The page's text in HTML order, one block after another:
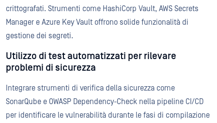
crittografati. Strumenti come HashiCorp Vault, AWS Secrets
Manager e Azure Key Vault offrono solide funzionalità di
gestione dei segreti.
Utilizzo di test automatizzati per rilevare
problemi di sicurezza
Integrare strumenti di verifica della sicurezza come
SonarQube e OWASP Dependency-Check nella pipeline CI/CD
per identificare le vulnerabilità durante le fasi di compilazione